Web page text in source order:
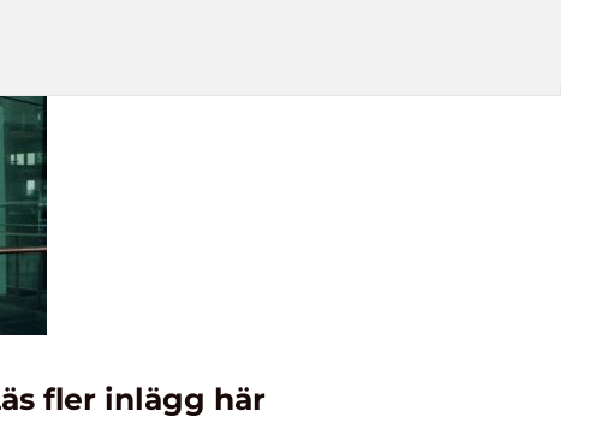
fler inlägg här